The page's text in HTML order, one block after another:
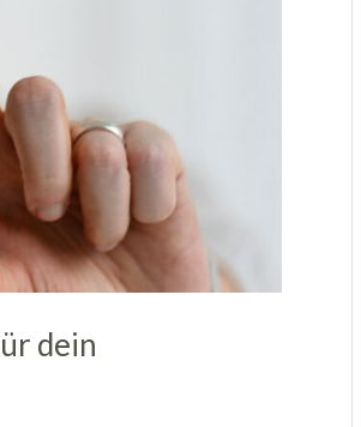
dein